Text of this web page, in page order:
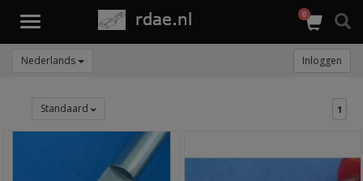
Toggle
0
Nederlands Inloggen
Standaard 1